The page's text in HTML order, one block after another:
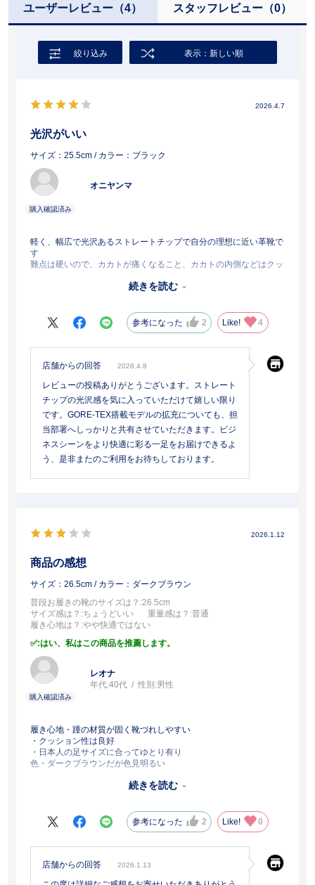
ユーザーレビュー （4） スタッフレビュー（0）
絞り込み 表示：新しい順
2026.4.7
光沢がいい
サイズ：25.5cm / カラー：ブラック
オニヤンマ
軽く、幅広で光沢あるストレートチップで自分の理想に近い革靴で
す
難点は硬いので、カカトが痛くなること、カカトの内側などはクッ
また、あと1万高くして同じポリッシュレザーでゴアテックスを作
続きを読む
参考になった 2 Like! 4
店舗からの回答 2026.4.8
レビューの投稿ありがとうございます。ストレート
チップの光沢感を気に入っていただけて嬉しい限り
です。GORE-TEX搭載モデルの拡充についても、担
当部署へしっかりと共有させていただきます。ビジ
ネスシーンをより快適に彩る一足をお届けできるよ
う、是非またのご利用をお待ちしております。
2026.1.12
商品の感想
サイズ：26.5cm / カラー：ダークブラウン
普段お履きの靴のサイズは？ :26.5cm
サイズ感は？ :ちょうどいい 重量感は？ :普通
履き心地は？ :やや快適ではない
:はい、私はこの商品を推薦します。
レオナ
年代:40代 性別:男性
履き心地・踵の材質が固く靴づれしやすい
・クッション性は良好
・日本人の足サイズに合ってゆとり有り
色・ダークブラウンだが色見明るい
して高級感を出して欲しい、踵の素材はクッション性を重視して欲
続きを読む
参考になった 2 Like! 0
店舗からの回答 2026.1.13